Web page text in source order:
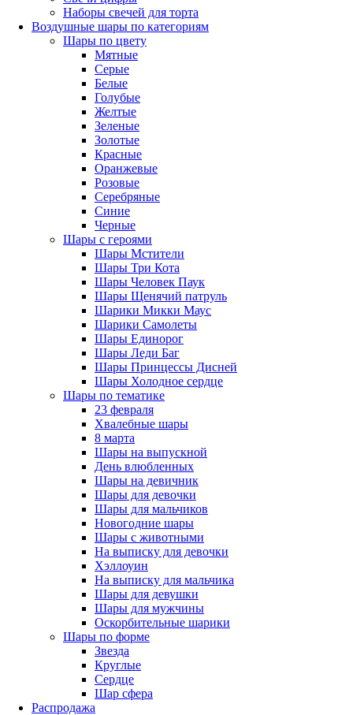
Наборы свечей для торта
Воздушные шары по категориям
Шары по цвету
Мятные
Серые
Белые
Голубые
Желтые
Зеленые
Золотые
Красные
Оранжевые
Розовые
Серебряные
Синие
Черные
Шары с героями
Шары Мстители
Шары Три Кота
Шары Человек Паук
Шары Щенячий патруль
Шарики Микки Маус
Шарики Самолеты
Шары Единорог
Шары Леди Баг
Шары Принцессы Дисней
Шары Холодное сердце
Шары по тематике
23 февраля
Хвалебные шары
8 марта
Шары на выпускной
День влюбленных
Шары на девичник
Шары для девочки
Шары для мальчиков
Новогодние шары
Шары с животными
На выписку для девочки
Хэллоуин
На выписку для мальчика
Шары для девушки
Шары для мужчины
Оскорбительные шарики
Шары по форме
Звезда
Круглые
Сердце
Шар сфера
Распродажа